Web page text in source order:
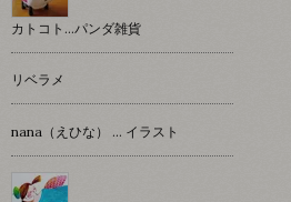
カトコト…パンダ雑貨
リベラメ
nana（えひな） … イラスト